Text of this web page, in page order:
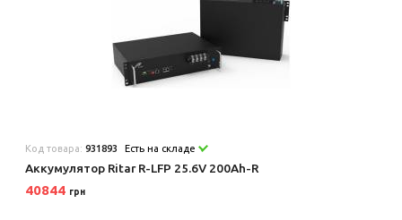
Код товара:931893 Есть на складе
Аккумулятор Ritar R-LFP 25.6V 200Ah-R
40844 грн